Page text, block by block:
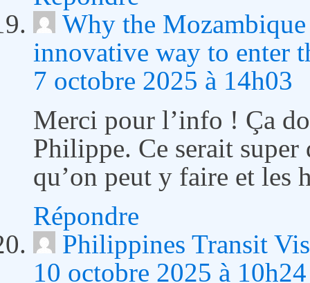
Why the
innovative way to enter
7 octobre 2025 à 14h03
Merci pour l’info ! Ça
Philippe. Ce serait super
qu’on peut y faire et les
Répondre
Philippines Transit
10 octobre 2025 à 10h24